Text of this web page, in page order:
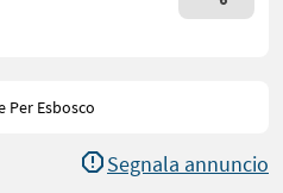
Per Esbosco
Segnala annuncio